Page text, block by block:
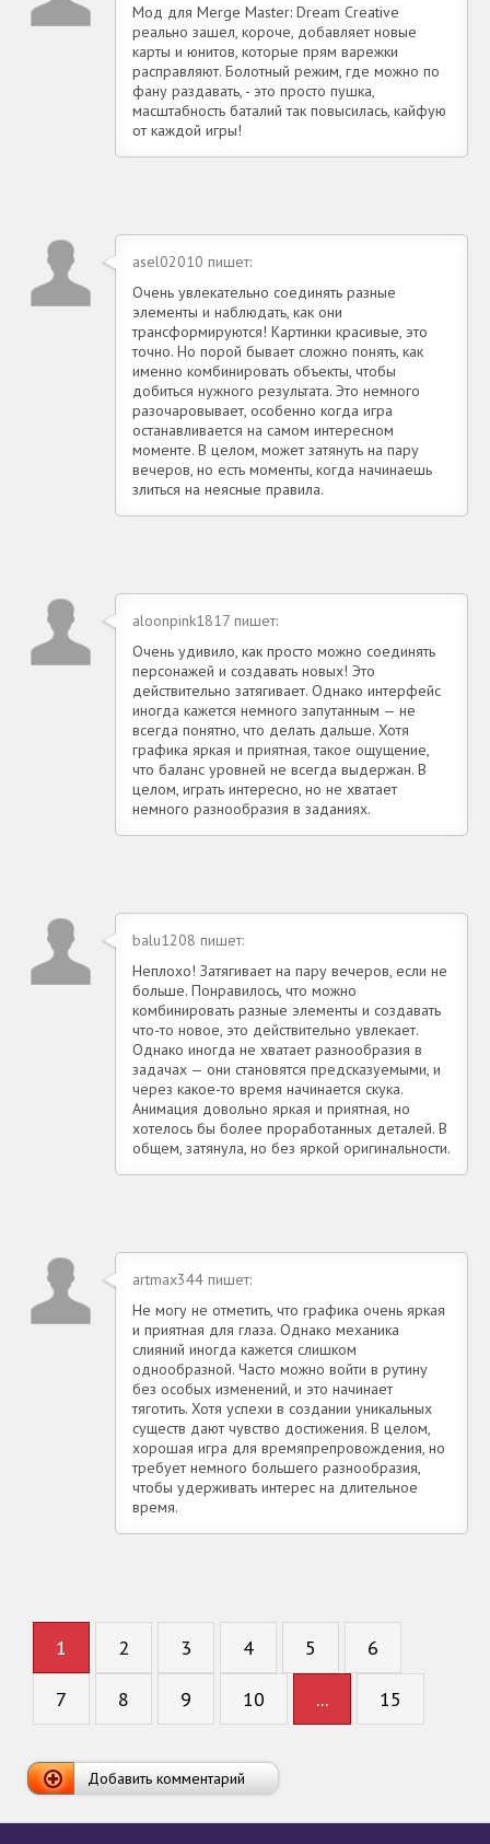
Мод для Merge Master: Dream Creative
реально зашел, короче, добавляет новые
карты и юнитов, которые прям варежки
расправляют. Болотный режим, где можно по
фану раздавать, - это просто пушка,
масштабность баталий так повысилась, кайфую
от каждой игры!
asel02010 пишет:
Очень увлекательно соединять разные
элементы и наблюдать, как они
трансформируются! Картинки красивые, это
точно. Но порой бывает сложно понять, как
именно комбинировать объекты, чтобы
добиться нужного результата. Это немного
разочаровывает, особенно когда игра
останавливается на самом интересном
моменте. В целом, может затянуть на пару
вечеров, но есть моменты, когда начинаешь
злиться на неясные правила.
aloonpink1817 пишет:
Очень удивило, как просто можно соединять
персонажей и создавать новых! Это
действительно затягивает. Однако интерфейс
иногда кажется немного запутанным — не
всегда понятно, что делать дальше. Хотя
графика яркая и приятная, такое ощущение,
что баланс уровней не всегда выдержан. В
целом, играть интересно, но не хватает
немного разнообразия в заданиях.
balu1208 пишет:
Неплохо! Затягивает на пару вечеров, если не
больше. Понравилось, что можно
комбинировать разные элементы и создавать
что-то новое, это действительно увлекает.
Однако иногда не хватает разнообразия в
задачах — они становятся предсказуемыми, и
через какое-то время начинается скука.
Анимация довольно яркая и приятная, но
хотелось бы более проработанных деталей. В
общем, затянула, но без яркой оригинальности.
artmax344 пишет:
Не могу не отметить, что графика очень яркая
и приятная для глаза. Однако механика
слияний иногда кажется слишком
однообразной. Часто можно войти в рутину
без особых изменений, и это начинает
тяготить. Хотя успехи в создании уникальных
существ дают чувство достижения. В целом,
хорошая игра для времяпрепровождения, но
требует немного большего разнообразия,
чтобы удерживать интерес на длительное
время.
1 2 3 4 5 6
7 8 9 10 ... 15
Добавить комментарий